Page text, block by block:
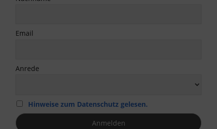
Email
Anrede
Hinweise zum Datenschutz gelesen.